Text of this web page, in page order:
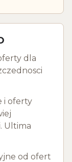
dla
i oferty
Ultima
od ofert